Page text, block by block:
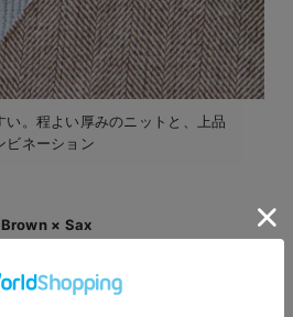
い。程よい厚みのニットと、上品
ビネーション
Brown × Sax